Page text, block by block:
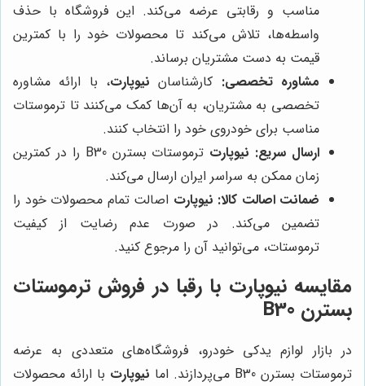
مناسب و رقابتی عرضه می‌کند. این فروشگاه با حذف
واسطه‌ها، تلاش می‌کند تا محصولات خود را با کمترین
قیمت به دست مشتریان برساند.
مشاوره تخصصی: کارشناسان نیوپارت، با ارائه مشاوره
تخصصی به مشتریان، به آن‌ها کمک می‌کنند تا ترموستات
مناسب برای خودروی خود را انتخاب کنند.
ارسال سریع: نیوپارت
ترموستات بسترن B30 را در کمترین
زمان ممکن به سراسر ایران ارسال می‌کند.
ضمانت اصالت کالا: نیوپارت اصالت تمام محصولات خود را
تضمین می‌کند. در صورت عدم رضایت از کیفیت
ترموستات، می‌توانید آن را مرجوع کنید.
مقایسه نیوپارت با رقبا در فروش ترموستات
بسترن B30
در بازار لوازم یدکی خودرو، فروشگاه‌های متعددی به عرضه
ترموستات بسترن B30 می‌پردازند. اما
نیوپارت با ارائه محصولات